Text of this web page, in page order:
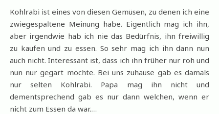
Kohlrabi ist eines von diesen Gemüsen, zu denen ich eine
zwiegespaltene Meinung habe. Eigentlich mag ich ihn,
aber irgendwie hab ich nie das Bedürfnis, ihn freiwillig
zu kaufen und zu essen. So sehr mag ich ihn dann nun
auch nicht. Interessant ist, dass ich ihn früher nur roh und
nun nur gegart mochte. Bei uns zuhause gab es damals
nur selten Kohlrabi. Papa mag ihn nicht und
dementsprechend gab es nur dann welchen, wenn er
nicht zum Essen da war.…